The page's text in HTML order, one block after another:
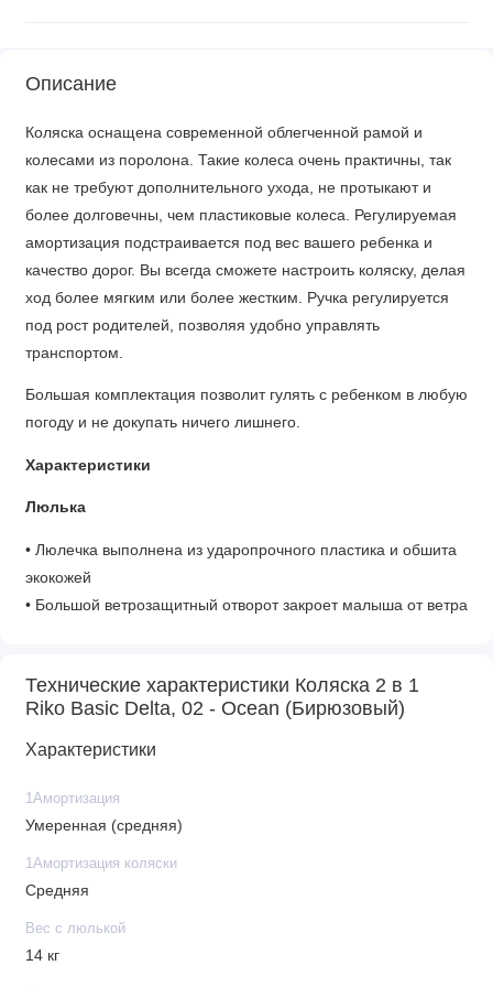
Описание
Коляска оснащена современной облегченной рамой и
колесами из поролона. Такие колеса очень практичны, так
как не требуют дополнительного ухода, не протыкают и
более долговечны, чем пластиковые колеса. Регулируемая
амортизация подстраивается под вес вашего ребенка и
качество дорог. Вы всегда сможете настроить коляску, делая
ход более мягким или более жестким. Ручка регулируется
под рост родителей, позволяя удобно управлять
транспортом.
Большая комплектация позволит гулять с ребенком в любую
погоду и не докупать ничего лишнего.
Характеристики
Люлька
• Люлечка выполнена из ударопрочного пластика и обшита
экокожей
• Большой ветрозащитный отворот закроет малыша от ветра
упадет или улетит, когда вы перекладываете малыша на
улице
• Подголовник люльки: Да
• Регулировка капора люльки: 6 положений
Прогулочный блок
• Большая накидка согреет крохотные ножки
• Реверсивный блок - можно установить лицом к маме/лицом
Технические характеристики Коляска 2 в 1
Riko Basic Delta, 02 - Ocean (Бирюзовый)
Характеристики
1Амортизация
Умеренная (средняя)
1Амортизация коляски
Средняя
Вес с люлькой
14 кг